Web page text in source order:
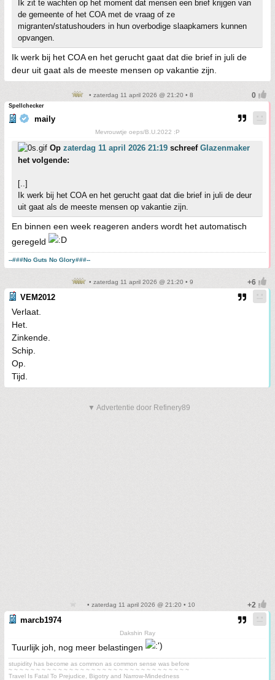
Ik zit te wachten op het moment dat mensen een brief krijgen van
de gemeente of het COA met de vraag of ze
migranten/statushouders in hun overbodige slaapkamers kunnen
opvangen.
Ik werk bij het COA en het gerucht gaat dat die brief in juli de
deur uit gaat als de meeste mensen op vakantie zijn.
• zaterdag 11 april 2026 @ 21:20 • 8
Spellchecker
maily
Mevrouwtje oeps/B.U.2022 :P
Op zaterdag 11 april 2026 21:19 schreef Glazenmaker
het volgende:
[..]
Ik werk bij het COA en het gerucht gaat dat die brief in juli de deur
uit gaat als de meeste mensen op vakantie zijn.
En binnen een week reageren anders wordt het automatisch
geregeld
--###No Guts No Glory###--
• zaterdag 11 april 2026 @ 21:20 • 9
VEM2012
Verlaat.
Het.
Zinkende.
Schip.
Op.
Tijd.
▼ Advertentie door Refinery89
• zaterdag 11 april 2026 @ 21:20 • 10
marcb1974
Dakshin Ray
Tuurlijk joh, nog meer belastingen
stupidity has become as common as common sense was before
~ ~ ~ ~ ~ ~ ~ ~ ~ ~ ~ ~ ~ ~ ~ ~ ~ ~ ~ ~ ~ ~ ~ ~ ~ ~ ~ ~ ~ ~ ~ ~ ~
Travel Is Fatal To Prejudice, Bigotry and Narrow-Mindedness